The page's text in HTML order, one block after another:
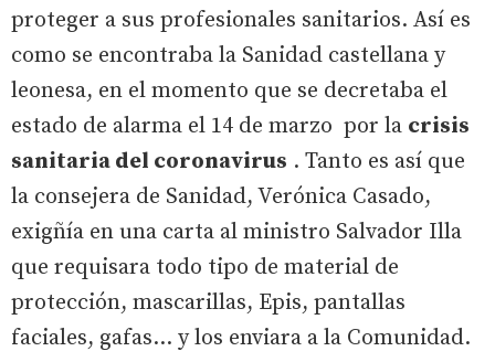
proteger a sus profesionales sanitarios. Así es
como se encontraba la Sanidad castellana y
leonesa, en el momento que se decretaba el
estado de alarma el 14 de marzo por la crisis
sanitaria del coronavirus . Tanto es así que
la consejera de Sanidad, Verónica Casado,
exigñía en una carta al ministro Salvador Illa
que requisara todo tipo de material de
protección, mascarillas, Epis, pantallas
faciales, gafas... y los enviara a la Comunidad.